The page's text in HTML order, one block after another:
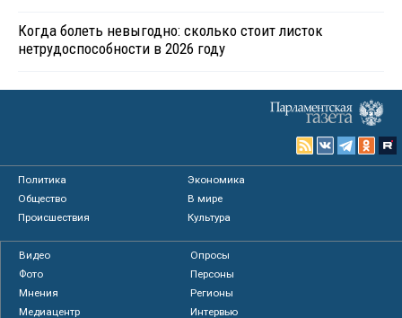
Когда болеть невыгодно: сколько стоит листок
нетрудоспособности в 2026 году
Политика
Экономика
Общество
В мире
Происшествия
Культура
Видео
Опросы
Фото
Персоны
Мнения
Регионы
Медиацентр
Интервью